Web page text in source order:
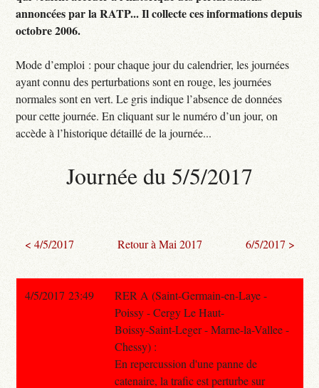
annoncées par la RATP... Il collecte ces informations depuis
octobre 2006.
Mode d’emploi : pour chaque jour du calendrier, les journées
ayant connu des perturbations sont en rouge, les journées
normales sont en vert. Le gris indique l’absence de données
pour cette journée. En cliquant sur le numéro d’un jour, on
accède à l’historique détaillé de la journée...
Journée du 5/5/2017
< 4/5/2017 Retour à Mai 2017 6/5/2017 >
4/5/2017 23:49
RER A (Saint-Germain-en-Laye -
Poissy - Cergy Le Haut-
Boissy-Saint-Leger - Marne-la-Vallee -
Chessy) :
En repercussion d'une panne de
catenaire, la trafic est perturbe sur